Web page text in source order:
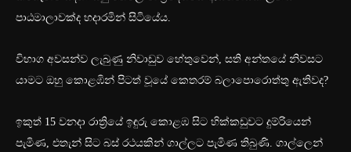
පාඨමාලාවක්ද හදාරමින් සිටියේය.
විභාග අවසන්ව ලැබුණු නිවාඩුව හේතුවෙන්, සති අන්තයේ නිවසට
යාමට ඔහු කොළඹින් පිටත් වූයේ කෙතරම් බලාපොරොත්තු ඇතිවද?
ඉකුත් 15 වනදා රාත්‍රියේ ඉඳුරු කොළඹ සිට හික්කඩුවට දුම්රියෙන්
පැමිණ, එතැන් සිට බස් රථයකින් ගාල්ලට පැමිණ තිබුණි. ගාල්ලෙන්